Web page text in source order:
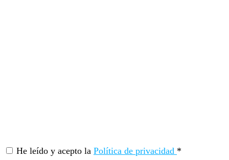
He leído y acepto la Política de privacidad *